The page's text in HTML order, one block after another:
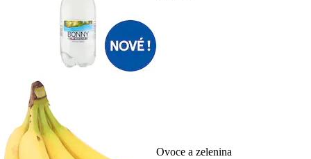
Ovoce a zelenina